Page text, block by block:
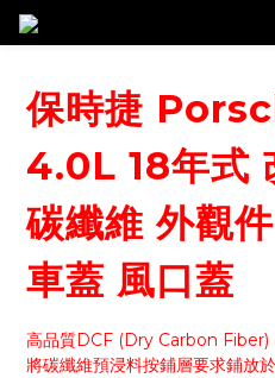
保時捷
4.0L 18年式
碳纖維 外觀
車蓋 風口蓋
高品質DCF (Dry Carbon Fiber)
將碳纖維預浸料按鋪層要求鋪放